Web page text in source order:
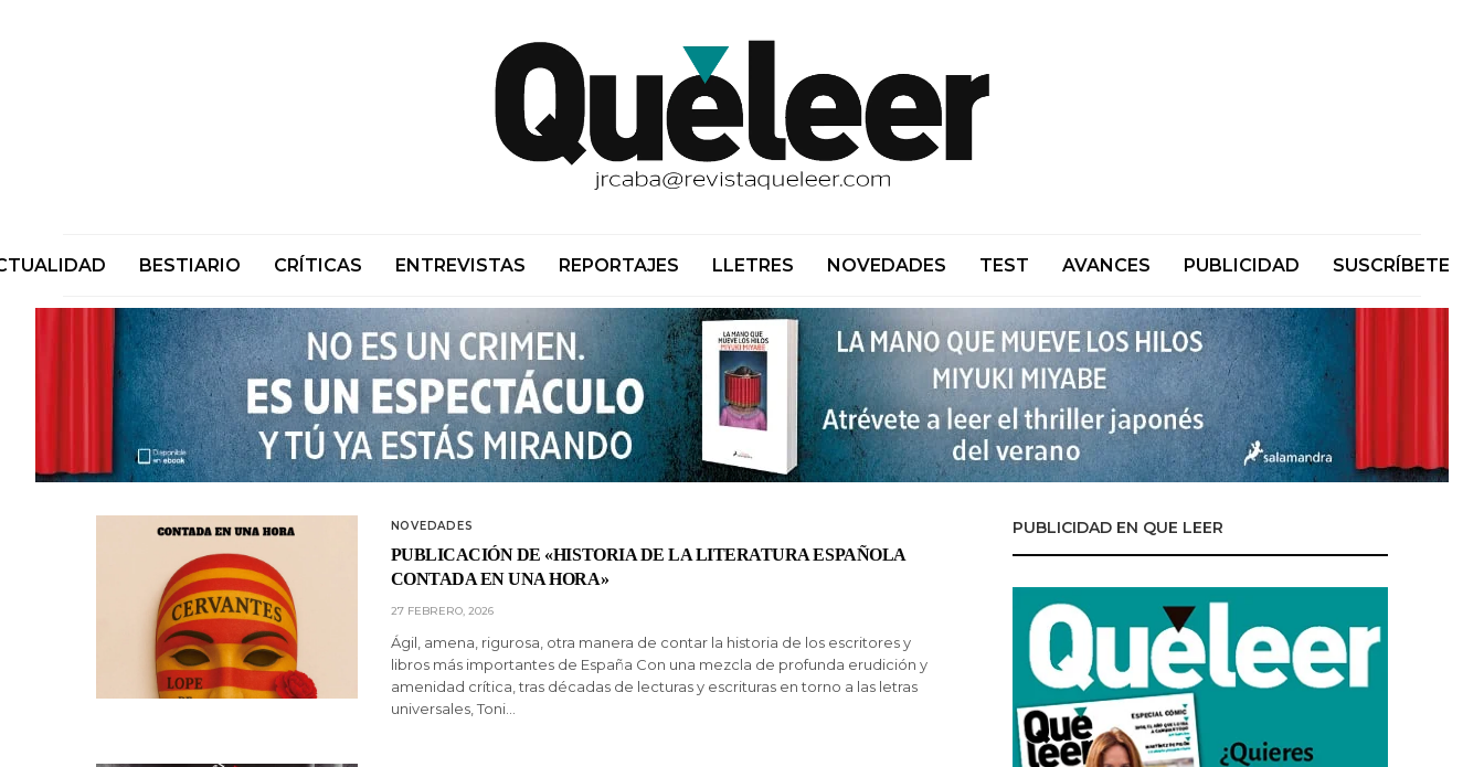
BESTIARIO CRÍTICAS ENTREVISTAS REPORTAJES LLETRES NOVEDADES TEST AVANCES PUBLICIDAD SUSCRÍBETE
NOVEDADES
PUBLICACIÓN DE «HISTORIA DE LA LITERATURA ESPAÑOLA
CONTADA EN UNA HORA»
27 FEBRERO, 2026
Ágil, amena, rigurosa, otra manera de contar la historia de los escritores y
libros más importantes de España Con una mezcla de profunda erudición y
amenidad crítica, tras décadas de lecturas y escrituras en torno a las letras
universales, Toni…
PUBLICIDAD EN QUE LEER